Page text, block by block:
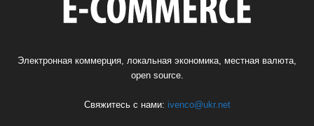
Электронная коммерция, локальная экономика, местная валюта,
open source.
Свяжитесь с нами: ivenco@ukr.net